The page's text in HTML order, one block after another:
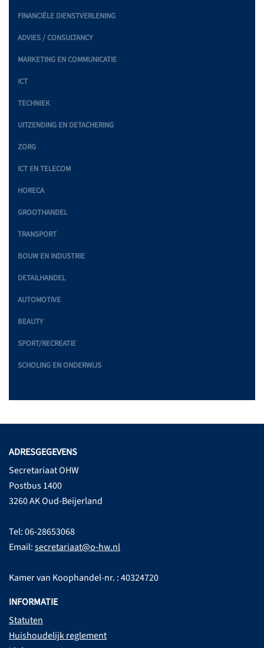
FINANCIËLE DIENSTVERLENING
ADVIES / CONSULTANCY
MARKETING EN COMMUNICATIE
ICT
TECHNIEK
UITZENDING EN DETACHERING
ZORG
ICT EN TELECOM
HORECA
GROOTHANDEL
TRANSPORT
BOUW EN INDUSTRIE
DETAILHANDEL
AUTOMOTIVE
BEAUTY
SPORT/RECREATIE
SCHOLING EN ONDERWIJS
ADRESGEGEVENS
Secretariaat OHW
Postbus 1400
3260 AK Oud-Beijerland
Tel: 06-28653068
Email:secretariaat@o-hw.nl
Kamer van Koophandel-nr. : 40324720
INFORMATIE
Statuten
Huishoudelijk reglement